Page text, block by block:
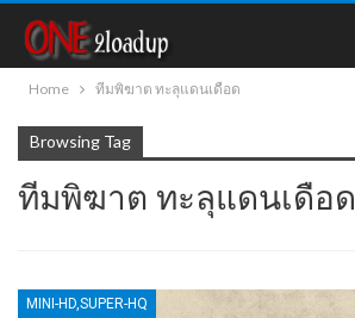
Home ทีมพิฆาต ทะลุแดนเดือด
Browsing Tag
ทีมพิฆาต ทะลุแดนเดือด
MINI-HD,SUPER-HQ